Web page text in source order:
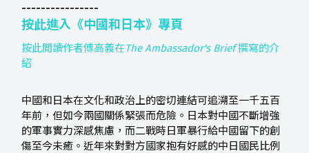
----------------
按此進入《中國和日本》專頁
按此閲讀作者傅高義在The Ambassador's Brief撰寫的介
紹
中國和日本在文化和政治上的密切連結可追溯至一千五百
年前，但如今兩國關係緊張而危險。日本對中國不斷增強
的軍事實力深感焦慮，而二戰時日軍暴行給中國留下的創
傷至今未癒。近年來對對方國家抱有好感的中日國民比例